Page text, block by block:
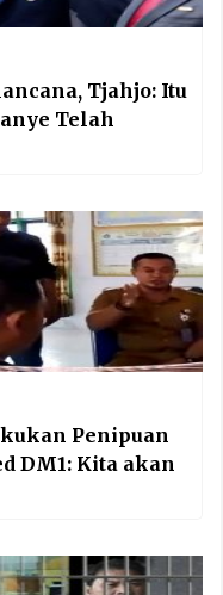
Tjahjo: Itu
Telah
Penipuan
DM1: Kita akan